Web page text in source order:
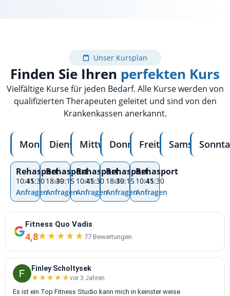
Unser Kursplan
Finden Sie Ihren perfekten Kurs
Vielfältige Kurse für jeden Bedarf. Alle Kurse werden von
qualifizierten Therapeuten geleitet und sind von den
Krankenkassen anerkannt.
Montag
Rehasport
10:45
–11:30
Anfragen
Dienstag
Rehasport
18:30
–19:15
Anfragen
Mittwoch
Rehasport
10:45
–11:30
Anfragen
Donnerstag
Rehasport
18:30
–19:15
Anfragen
Freitag
Rehasport
10:45
–11:30
Anfragen
Samstag
Fitness Quo Vadis
4,8★★★★★
★★★★★ 77 Bewertungen
Finley Scholtysek
★★★★★
★★★★★ vor 3 Jahren
Es ist ein Top Fitness Studio kann mich in keinster weise